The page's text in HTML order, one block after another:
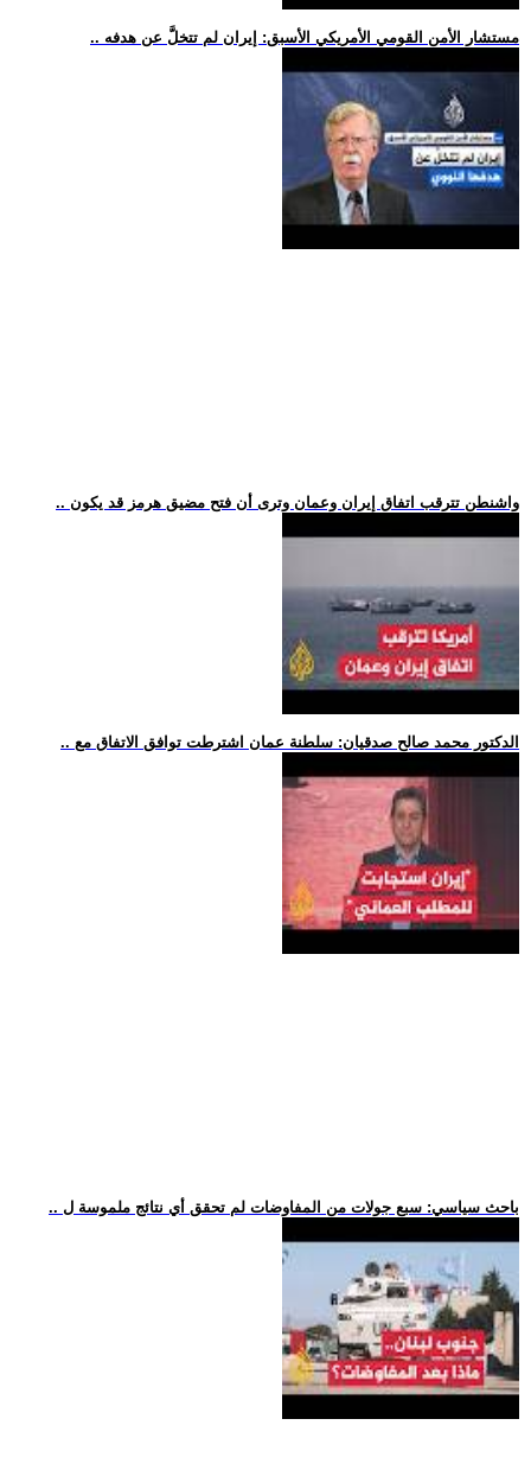
.. مستشار الأمن القومي الأمريكي الأسبق: إيران لم تتخلَّ عن هدفه
.. واشنطن تترقب اتفاق إيران وعمان وترى أن فتح مضيق هرمز قد يكون
.. الدكتور محمد صالح صدقيان: سلطنة عمان اشترطت توافق الاتفاق مع
.. باحث سياسي: سبع جولات من المفاوضات لم تحقق أي نتائج ملموسة ل